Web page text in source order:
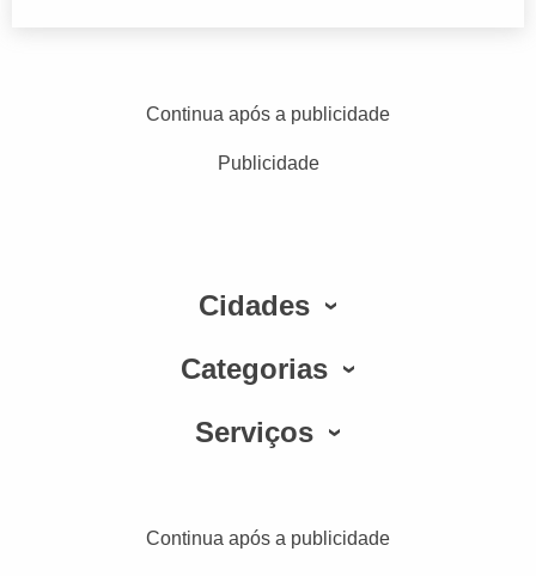
Continua após a publicidade
Publicidade
Cidades
Categorias
Serviços
Continua após a publicidade